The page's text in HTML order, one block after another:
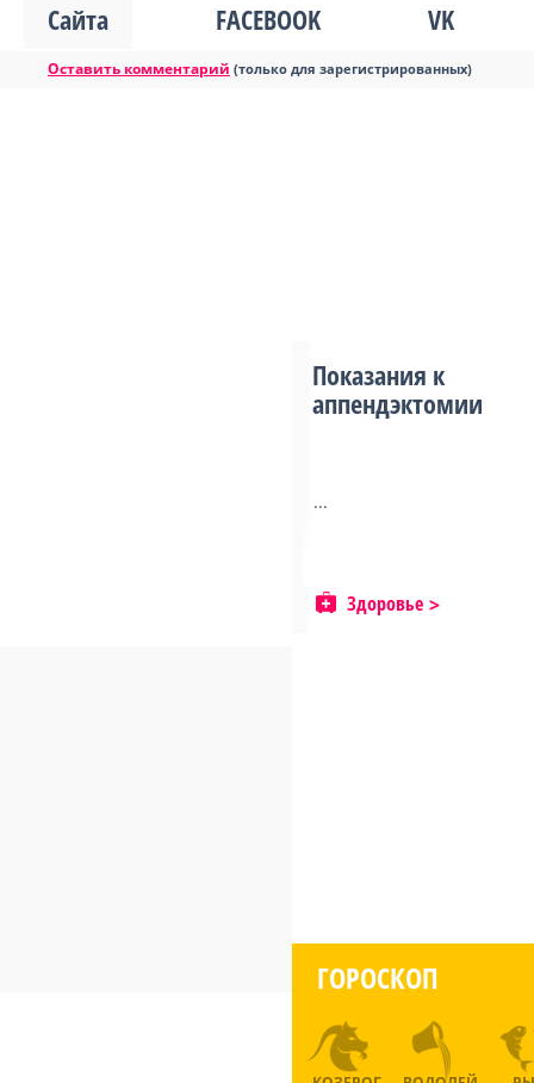
Сайта
FACEBOOK VK
Оставить комментарий (только для зарегистрированных)
Показания к
аппендэктомии
...
Здоровье
ГОРОСКОП